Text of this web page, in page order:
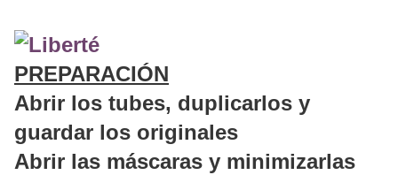
PREPARACIÓN
Abrir los tubes, duplicarlos y
guardar los originales
Abrir las máscaras y minimizarlas